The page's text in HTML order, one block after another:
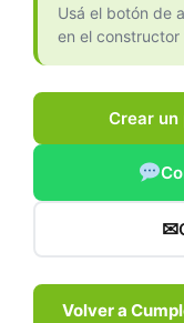
Usá el botón de
en el
Crear
✉
Volver a